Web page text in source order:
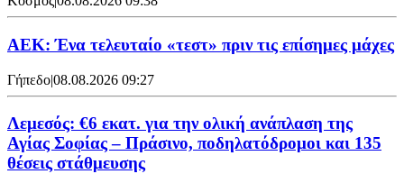
ΑΕΚ: Ένα τελευταίο «τεστ» πριν τις επίσημες μάχες
Γήπεδο|08.08.2026 09:27
Λεμεσός: €6 εκατ. για την ολική ανάπλαση της
Αγίας Σοφίας – Πράσινο, ποδηλατόδρομοι και 135
θέσεις στάθμευσης